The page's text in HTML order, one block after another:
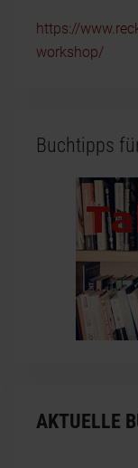
https://
workshop/
Buchtipps
AKTUELLE